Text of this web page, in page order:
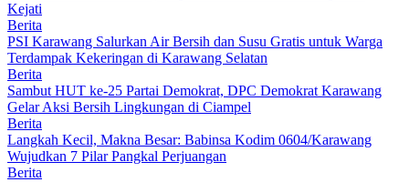
Kejati
Berita
PSI Karawang Salurkan Air Bersih dan Susu Gratis untuk Warga
Terdampak Kekeringan di Karawang Selatan
Berita
Sambut HUT ke-25 Partai Demokrat, DPC Demokrat Karawang
Gelar Aksi Bersih Lingkungan di Ciampel
Berita
Langkah Kecil, Makna Besar: Babinsa Kodim 0604/Karawang
Wujudkan 7 Pilar Pangkal Perjuangan
Berita